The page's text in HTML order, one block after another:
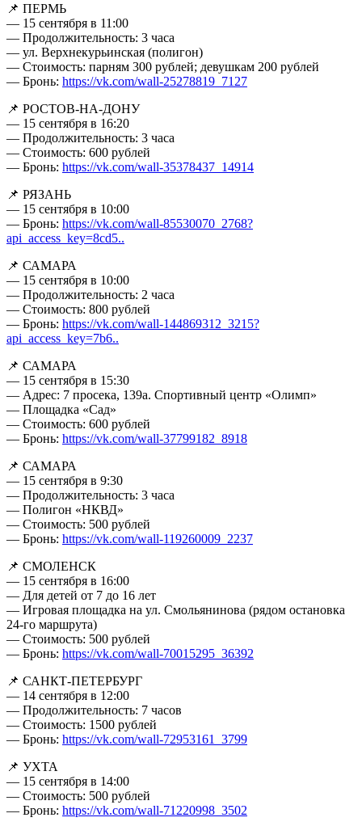
📌 ПЕРМЬ
— 15 сентября в 11:00
— Продолжительность: 3 часа
— ул. Верхнекурьинская (полигон)
— Стоимость: парням 300 рублей; девушкам 200 рублей
— Бронь: https://vk.com/wall-25278819_7127
📌 РОСТОВ-НА-ДОНУ
— 15 сентября в 16:20
— Продолжительность: 3 часа
— Стоимость: 600 рублей
— Бронь: https://vk.com/wall-35378437_14914
📌 РЯЗАНЬ
— 15 сентября в 10:00
— Бронь: https://vk.com/wall-85530070_2768?
api_access_key=8cd5..
📌 САМАРА
— 15 сентября в 10:00
— Продолжительность: 2 часа
— Стоимость: 800 рублей
— Бронь: https://vk.com/wall-144869312_3215?
api_access_key=7b6..
📌 САМАРА
— 15 сентября в 15:30
— Адрес: 7 просека, 139а. Спортивный центр «Олимп»
— Площадка «Сад»
— Стоимость: 600 рублей
— Бронь: https://vk.com/wall-37799182_8918
📌 САМАРА
— 15 сентября в 9:30
— Продолжительность: 3 часа
— Полигон «НКВД»
— Стоимость: 500 рублей
— Бронь: https://vk.com/wall-119260009_2237
📌 СМОЛЕНСК
— 15 сентября в 16:00
— Для детей от 7 до 16 лет
— Игровая площадка на ул. Смольянинова (рядом остановка
24-го маршрута)
— Стоимость: 500 рублей
— Бронь: https://vk.com/wall-70015295_36392
📌 САНКТ-ПЕТЕРБУРГ
— 14 сентября в 12:00
— Продолжительность: 7 часов
— Стоимость: 1500 рублей
— Бронь: https://vk.com/wall-72953161_3799
📌 УХТА
— 15 сентября в 14:00
— Стоимость: 500 рублей
— Бронь: https://vk.com/wall-71220998_3502